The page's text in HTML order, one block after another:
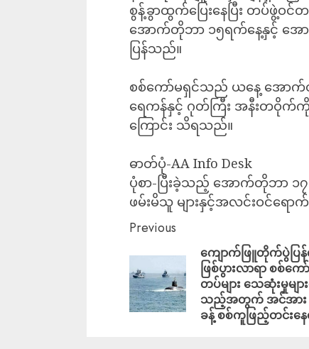
စွန့်ခွာထွက်ပြေးနေပြီး တပ်ဖွဲ့ဝ
အောက်တိုဘာ ၁၅ရက်နေ့နှင့် အ
ပြန်သည်။
စစ်ကော်မရှင်သည် ‎‎ယနေ့ အောက်
ရေကန်နှင့် ဂုတ်ကြီး အနီးတဝိုက်ကို
ကြောင်း သိရသည်။
ဓာတ်ပုံ-AA Info Desk
ပုံစာ-ပြီးခဲ့သည့် အောက်တိုဘာ
ဖမ်းမိသူ များနှင့်အလင်းဝင်ရေ
Previous
ကျောက်ဖြူတိုက်ပွဲပ
ဖြစ်ပွားလာရာ စစ်ကေ
တပ်များ သေဆုံးမှုမျာ
သည့်အတွက် အင်အား
ခန့် စစ်ကူဖြည့်တင်းန